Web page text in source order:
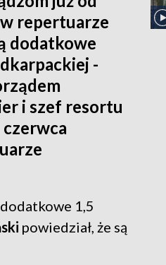
repertuarze
dodatkowe
-
i szef resortu
1,5
powiedział, że są